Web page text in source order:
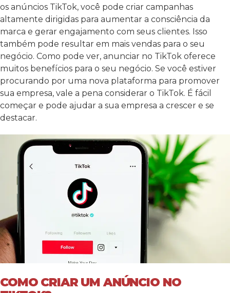
os anúncios TikTok, você pode criar campanhas
altamente dirigidas para aumentar a consciência da
marca e gerar engajamento com seus clientes. Isso
também pode resultar em mais vendas para o seu
negócio. Como pode ver, anunciar no TikTok oferece
muitos benefícios para o seu negócio. Se você estiver
procurando por uma nova plataforma para promover
sua empresa, vale a pena considerar o TikTok. É fácil
começar e pode ajudar a sua empresa a crescer e se
destacar.
COMO CRIAR UM ANÚNCIO NO